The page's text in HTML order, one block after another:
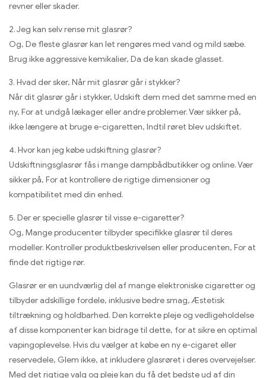
revner eller skader.
2. Jeg kan selv rense mit glasrør?
Og, De fleste glasrør kan let rengøres med vand og mild sæbe.
Brug ikke aggressive kemikalier, Da de kan skade glasset.
3. Hvad der sker, Når mit glasrør går i stykker?
Når dit glasrør går i stykker, Udskift dem med det samme med en
ny, For at undgå lækager eller andre problemer. Vær sikker på,
ikke længere at bruge e-cigaretten, Indtil røret blev udskiftet.
4. Hvor kan jeg købe udskiftning glasrør?
Udskiftningsglasrør fås i mange dampbådbutikker og online. Vær
sikker på, For at kontrollere de rigtige dimensioner og
kompatibilitet med din enhed.
5. Der er specielle glasrør til visse e-cigaretter?
Og, Mange producenter tilbyder specifikke glasrør til deres
modeller. Kontroller produktbeskrivelsen eller producenten, For at
finde det rigtige rør.
Glasrør er en uundværlig del af mange elektroniske cigaretter og
tilbyder adskillige fordele, inklusive bedre smag, Æstetisk
tiltrækning og holdbarhed. Den korrekte pleje og vedligeholdelse
af disse komponenter kan bidrage til dette, for at sikre en optimal
vapingoplevelse. Hvis du vælger at købe en ny e-cigaret eller
reservedele, Glem ikke, at inkludere glasrøret i deres overvejelser.
Med det rigtige valg og pleje kan du få det bedste ud af din